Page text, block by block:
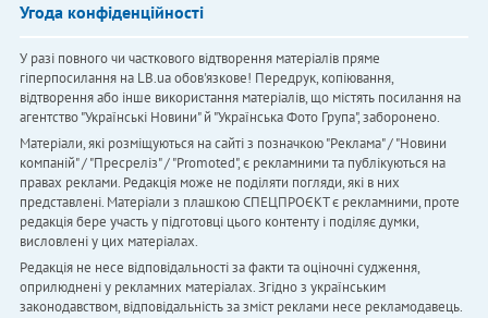
Угода конфіденційності
У разі повного чи часткового відтворення матеріалів пряме
гіперпосилання на LB.ua обов'язкове! Передрук, копіювання,
відтворення або інше використання матеріалів, що містять посилання на
агентство "Українськi Новини" й "Українська Фото Група", заборонено.
Матеріали, які розміщуються на сайті з позначкою "Реклама" / "Новини
компаній" / "Пресреліз" / "Promoted", є рекламними та публікуються на
правах реклами. Редакція може не поділяти погляди, які в них
представлені. Матеріали з плашкою СПЕЦПРОЄКТ є рекламними, проте
редакція бере участь у підготовці цього контенту і поділяє думки,
висловлені у цих матеріалах.
Редакція не несе відповідальності за факти та оціночні судження,
оприлюднені у рекламних матеріалах. Згідно з українським
законодавством, відповідальність за зміст реклами несе рекламодавець.